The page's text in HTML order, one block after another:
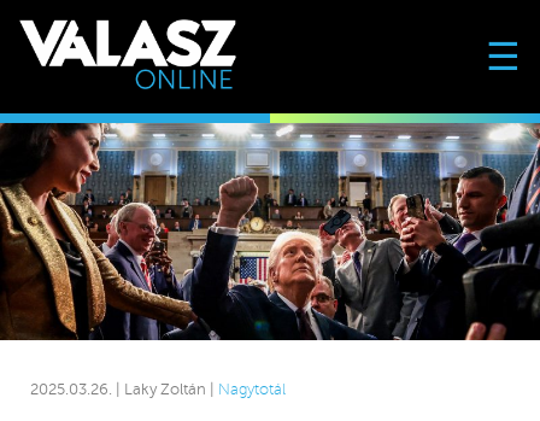
☰
2025.03.26. | Laky Zoltán | Nagytotál